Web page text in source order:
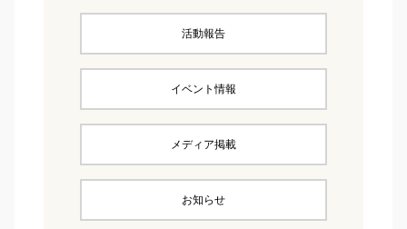
活動報告
イベント情報
メディア掲載
お知らせ